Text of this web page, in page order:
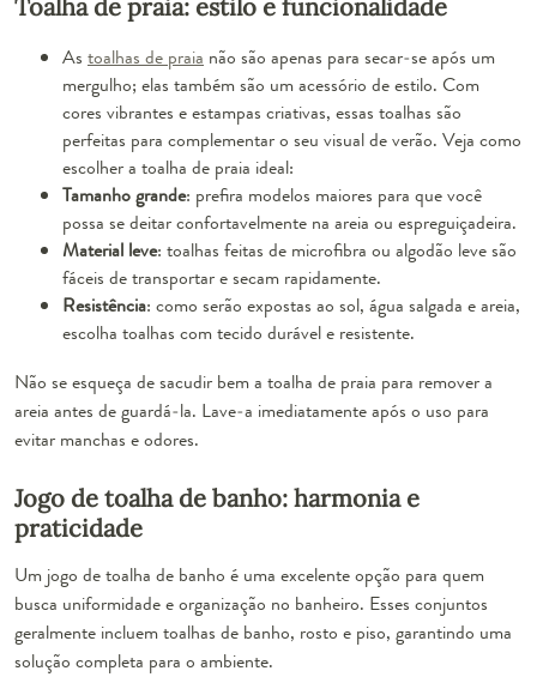
Toalha de praia: estilo e funcionalidade
As toalhas de praia não são apenas para secar-se após um
mergulho; elas também são um acessório de estilo. Com
cores vibrantes e estampas criativas, essas toalhas são
perfeitas para complementar o seu visual de verão. Veja como
escolher a toalha de praia ideal:
Tamanho grande: prefira modelos maiores para que você
possa se deitar confortavelmente na areia ou espreguiçadeira.
Material leve: toalhas feitas de microfibra ou algodão leve são
fáceis de transportar e secam rapidamente.
Resistência: como serão expostas ao sol, água salgada e areia,
escolha toalhas com tecido durável e resistente.
Não se esqueça de sacudir bem a toalha de praia para remover a
areia antes de guardá-la. Lave-a imediatamente após o uso para
evitar manchas e odores.
Jogo de toalha de banho: harmonia e
praticidade
Um jogo de toalha de banho é uma excelente opção para quem
busca uniformidade e organização no banheiro. Esses conjuntos
geralmente incluem toalhas de banho, rosto e piso, garantindo uma
solução completa para o ambiente.